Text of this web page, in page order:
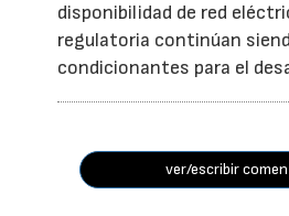
disponibilidad de red
regulatoria continúan
condicionantes para el
ver/escribir